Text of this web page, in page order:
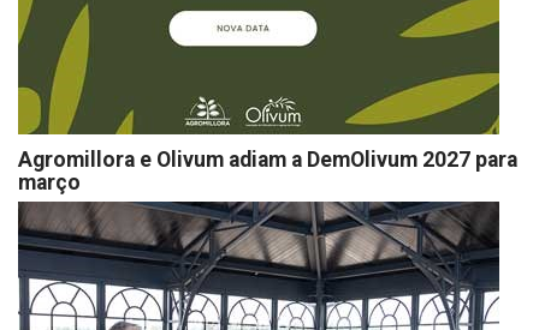
Agromillora e Olivum adiam a DemOlivum 2027 para
março